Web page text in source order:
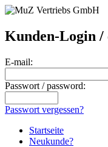
Kunden-Login /
E-mail:
Passwort / password:
Passwort vergessen?
Startseite
Neukunde?